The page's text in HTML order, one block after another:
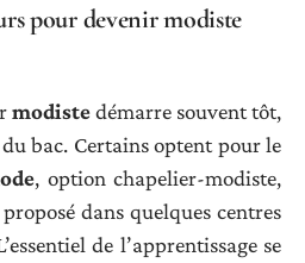
pour devenir modiste
modistedémarre souvent tôt,
bac. Certains optent pour le
, option chapelier-modiste,
dans quelques centres
de l’apprentissage se